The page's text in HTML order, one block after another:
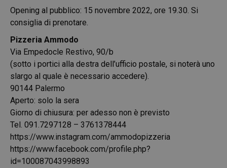
Opening al pubblico: 15 novembre 2022, ore 19.30. Si
consiglia di prenotare.
Pizzeria Ammodo
Via Empedocle Restivo, 90/b
(sotto i portici alla destra dell’ufficio postale, si noterà uno
slargo al quale è necessario accedere).
90144 Palermo
Aperto: solo la sera
Giorno di chiusura: per adesso non è previsto
Tel. 091.7297128 – 3761378444
https://www.instagram.com/ammodopizzeria
https://www.facebook.com/profile.php?
id=100087043998893